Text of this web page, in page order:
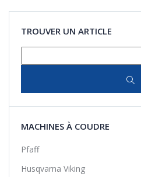
Détails
TROUVER UN ARTICLE
MACHINES À COUDRE
Pfaff
Husqvarna Viking